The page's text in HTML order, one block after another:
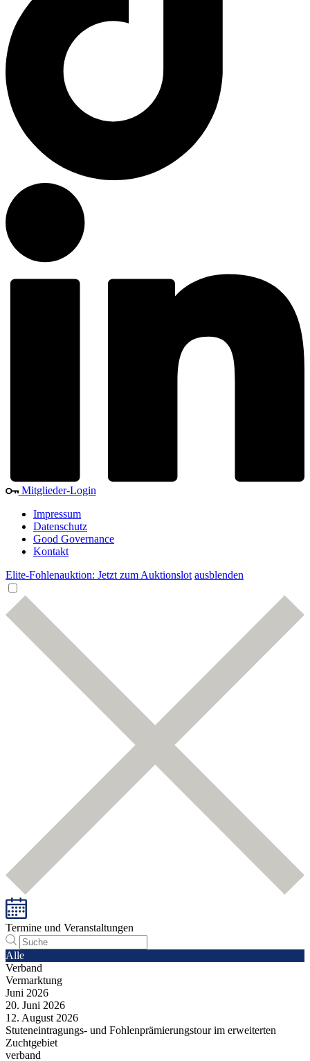
Mitglieder-Login
Impressum
Datenschutz
Good Governance
Kontakt
Elite-Fohlenauktion: Jetzt zum Auktionslot ausblenden
Termine und Veranstaltungen
Alle
Verband
Vermarktung
Juni 2026
20. Juni 2026
12. August 2026
Stuteneintragungs- und Fohlenprämierungstour im erweiterten
Zuchtgebiet
verband